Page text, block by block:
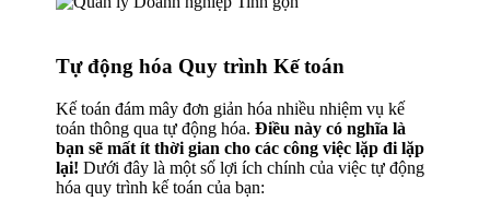
Tự động hóa Quy trình Kế toán
Kế toán đám mây đơn giản hóa nhiều nhiệm vụ kế
toán thông qua tự động hóa.Điều này có nghĩa là
bạn sẽ mất ít thời gian cho các công việc lặp đi lặp
lại! Dưới đây là một số lợi ích chính của việc tự động
hóa quy trình kế toán của bạn: